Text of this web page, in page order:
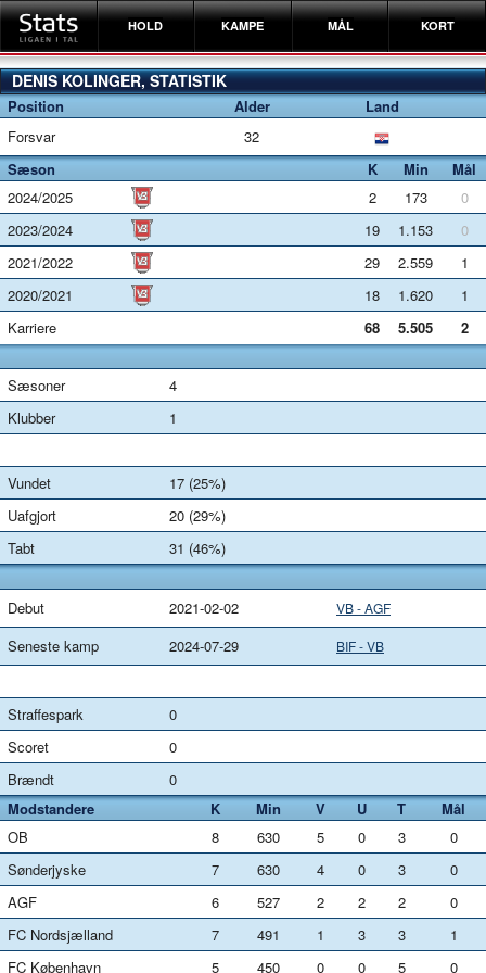
HOLD KAMPE MÅL KORT
DENIS KOLINGER, STATISTIK
Position Alder
Land
Forsvar
32
Sæson
K Min
Mål
2024/2025
2 173
0
2023/2024
19 1.153
0
2021/2022
29 2.559
1
2020/2021
18 1.620
1
Karriere
68 5.505 2
Sæsoner
4
Klubber
1
Vundet
17 (25%)
Uafgjort
20 (29%)
Tabt
31 (46%)
Debut 2021-02-02 VB - AGF
Seneste kamp 2024-07-29 BIF - VB
Straffespark
0
Scoret
0
Brændt
0
Modstandere
K Min V U T
Mål
OB
8 630 5 0 3
0
Sønderjyske
7 630 4 0 3
0
AGF
6 527 2 2 2
0
FC Nordsjælland
7 491 1 3 3
1
FC København
5 450 0 0 5 0